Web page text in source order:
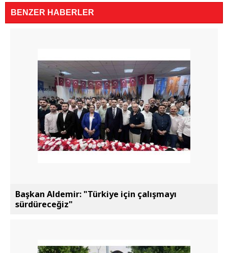
BENZER HABERLER
Başkan Aldemir: "Türkiye için çalışmayı
sürdüreceğiz"